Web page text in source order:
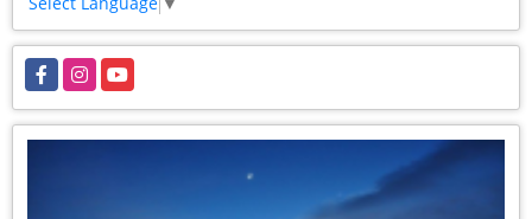
FacebookInstagramYouTube